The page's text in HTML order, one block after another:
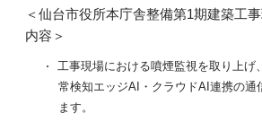
＜仙台市役所本庁舎整備第1期建築工
内容＞
工事現場における噴煙監視を取り上げ
常検知エッジAI・クラウドAI連携の通
ます。